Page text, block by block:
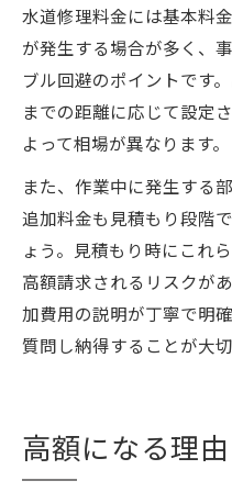
水道修理料金には基本料
が発生する場合が多く、
ブル回避のポイントです
までの距離に応じて設定
よって相場が異なります。
また、作業中に発生する
追加料金も見積もり段階
ょう。見積もり時にこれ
高額請求されるリスクが
加費用の説明が丁寧で明
質問し納得することが大切
高額になる理